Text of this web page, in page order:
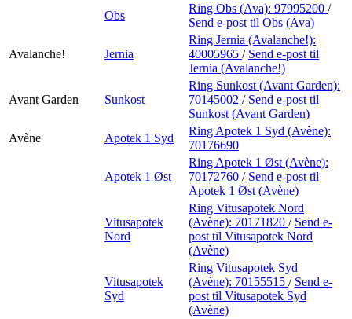
Obs
Ring Obs (Ava): 97995200 /
Send e-post til Obs (Ava)
Avalanche! Jernia
Ring Jernia (Avalanche!):
40005965 / Send e-post til
Jernia (Avalanche!)
Avant Garden Sunkost
Ring Sunkost (Avant Garden):
70145002 / Send e-post til
Sunkost (Avant Garden)
Avène
Apotek 1 Syd
Ring Apotek 1 Syd (Avène):
70176690
Apotek 1 Øst
Ring Apotek 1 Øst (Avène):
70172760 / Send e-post til
Apotek 1 Øst (Avène)
Vitusapotek
Nord
Ring Vitusapotek Nord
(Avène): 70171820 / Send e-
post til Vitusapotek Nord
(Avène)
Vitusapotek
Syd
Ring Vitusapotek Syd
(Avène): 70155515 / Send e-
post til Vitusapotek Syd
(Avène)